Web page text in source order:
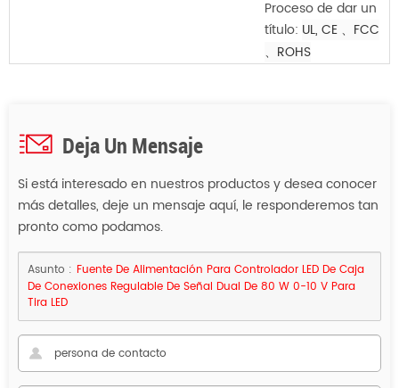
Proceso de dar un
título: UL, CE 、FCC
、ROHS
Deja Un Mensaje
Si está interesado en nuestros productos y desea conocer
más detalles, deje un mensaje aquí, le responderemos tan
pronto como podamos.
Asunto : Fuente De Alimentación Para Controlador LED De Caja
De Conexiones Regulable De Señal Dual De 80 W 0-10 V Para
Tira LED